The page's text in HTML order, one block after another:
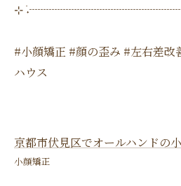
࣪⊹
#小顔矯正 #顔の歪み #左右差改
ハウス
京都市伏見区でオールハンドの
小顔矯正